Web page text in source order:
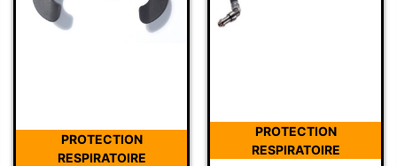
PROTECTION
RESPIRATOIRE
PROTECTION
RESPIRATOIRE